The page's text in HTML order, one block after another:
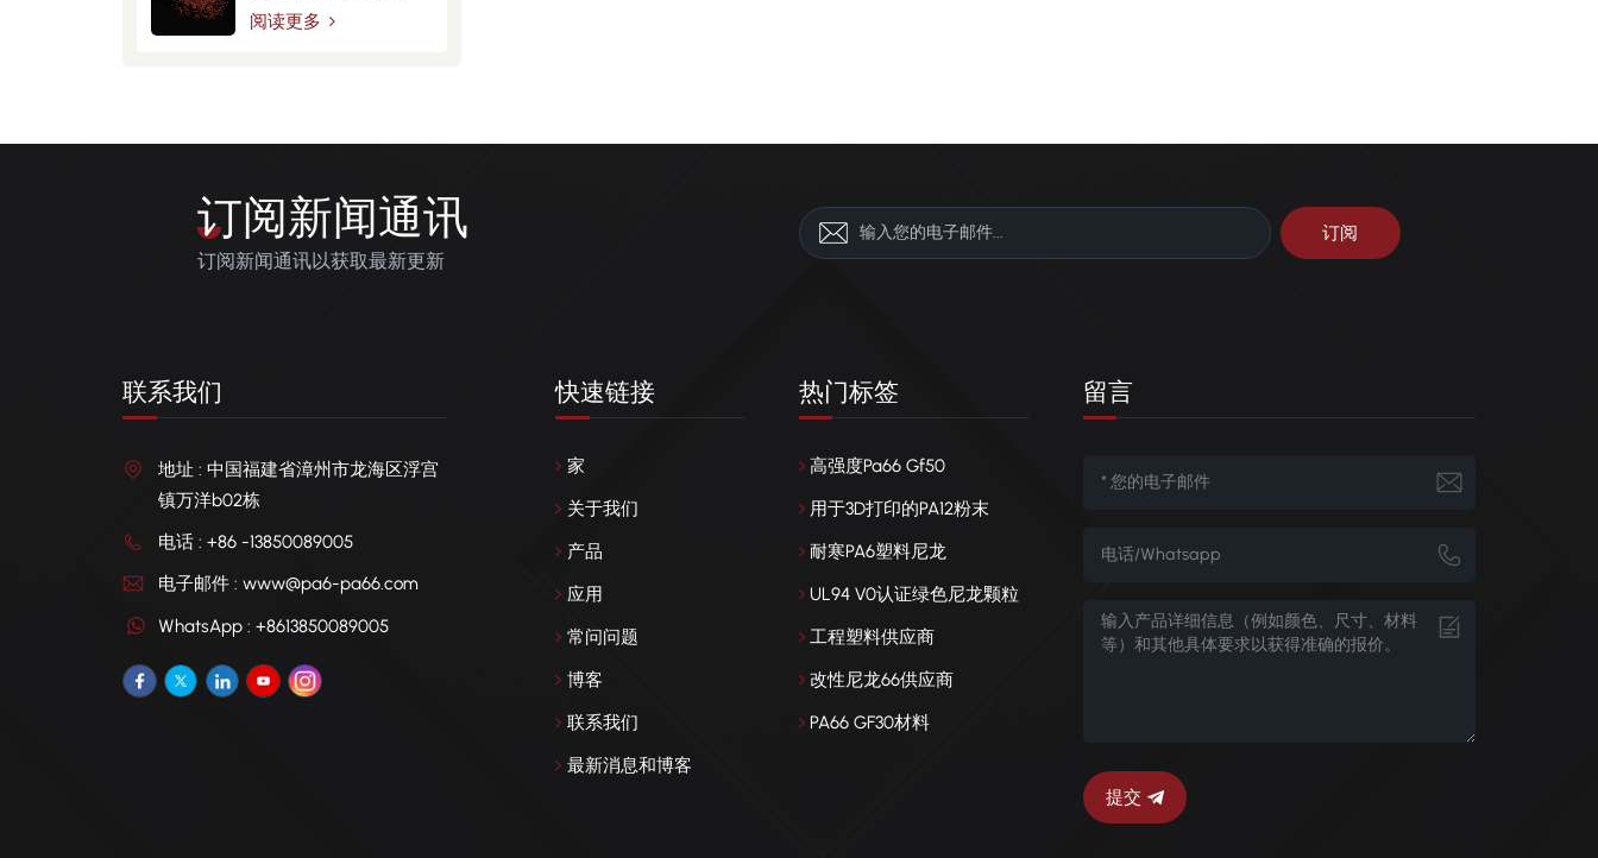
阅读更多
订阅新闻通讯
订阅新闻通讯以获取最新更新
联系我们
地址 : 中国福建省漳州市龙海区浮宫
镇万洋b02栋
电话 : +86 -13850089005
电子邮件 : www@pa6-pa66.com
WhatsApp : +8613850089005
快速链接
家
关于我们
产品
应用
常问问题
博客
联系我们
最新消息和博客
热门标签
高强度Pa66 Gf50
用于3D打印的PA12粉末
耐寒PA6塑料尼龙
UL94 V0认证绿色尼龙颗粒
工程塑料供应商
改性尼龙66供应商
PA66 GF30材料
留言
提交